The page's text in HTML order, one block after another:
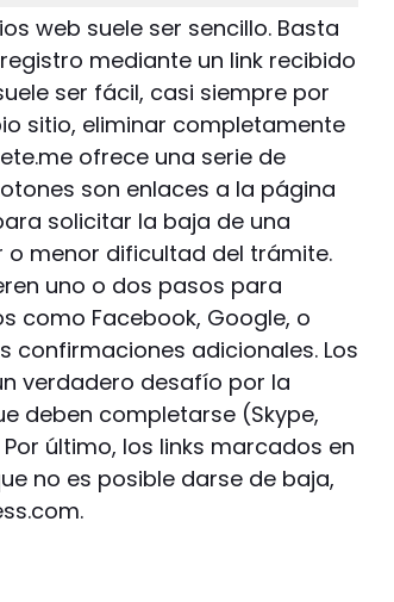
web suele ser sencillo. Basta
mediante un link recibido
ser fácil, casi siempre por
sitio, eliminar completamente
ofrece una serie de
son enlaces a la página
solicitar la baja de una
menor dificultad del trámite.
uno o dos pasos para
como Facebook, Google, o
confirmaciones adicionales. Los
verdadero desafío por la
deben completarse (Skype,
último, los links marcados en
no es posible darse de baja,